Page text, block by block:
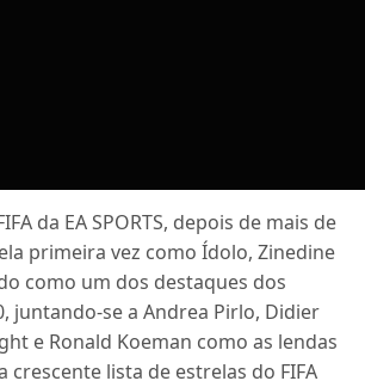
da EA SPORTS, depois de mais de
primeira vez como Ídolo, Zinedine
como um dos destaques dos
juntando-se a Andrea Pirlo, Didier
e Ronald Koeman como as lendas
crescente lista de estrelas do FIFA